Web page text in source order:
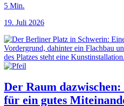
5 Min.
19. Juli 2026
Der Raum
für ein gutes